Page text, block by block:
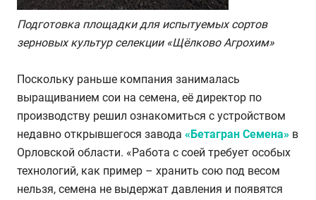
Подготовка площадки для испытуемых сортов
зерновых культур селекции «Щёлково Агрохим»
Поскольку раньше компания занималась
выращиванием сои на семена, её директор по
производству решил ознакомиться с устройством
недавно открывшегося завода «Бетагран Семена» в
Орловской области. «Работа с соей требует особых
технологий, как пример – хранить сою под весом
нельзя, семена не выдержат давления и появятся